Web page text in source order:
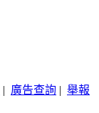
| 廣告查詢 | 舉報